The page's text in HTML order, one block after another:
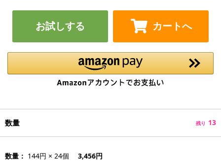
お試しする カートへ
数量 残り 13
数量： 144円 × 24個 3,456円